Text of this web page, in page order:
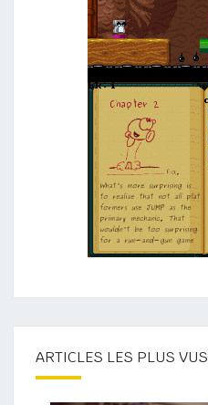
ARTICLES LES PLUS VUS